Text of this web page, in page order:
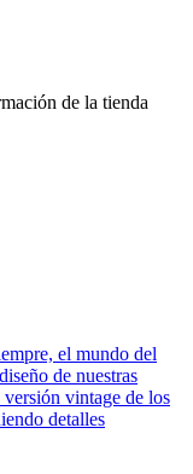
de la tienda
el mundo del
de nuestras
vintage de los
detalles